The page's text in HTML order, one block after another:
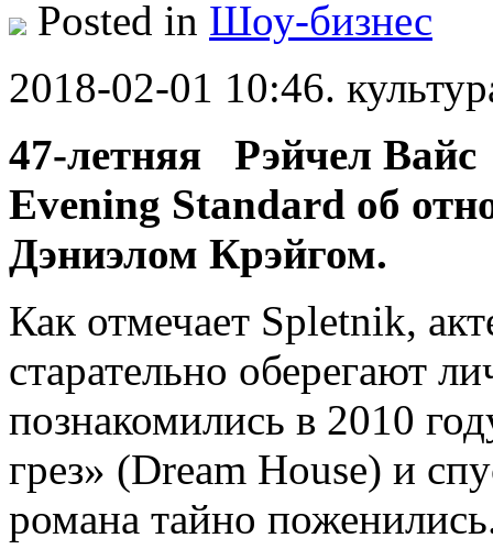
Posted in Шоу-бизнес
2018-02-01 10:46.
47-летняя Рэйчел Вайс
Evening Standard об
Дэниэлом Крэйгом.
Как отмечает Spletnik,
старательно оберегают
познакомились в 2010
грез» (Dream House) и
романа тайно